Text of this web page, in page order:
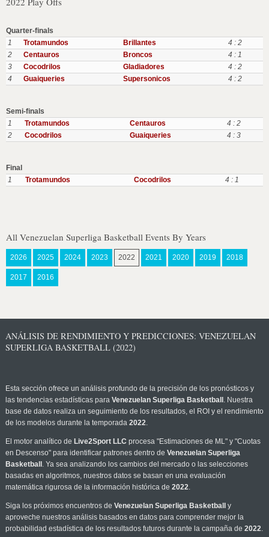
Quarter-finals
1
Trotamundos Brillantes
4 : 2
2
Centauros Broncos
4 : 1
3
Cocodrilos Gladiadores
4 : 2
4
Guaiqueries Supersonicos 4 : 2
Semi-finals
1
Trotamundos Centauros
4 : 2
2
Cocodrilos Guaiqueries 4 : 3
Final
1
Trotamundos Cocodrilos 4 : 1
All Venezuelan Superliga Basketball Events By Years
2026 2025 2024 2023 2022 2021 2020 2019 2018
2017 2016
ANÁLISIS DE RENDIMIENTO Y PREDICCIONES: VENEZUELAN
SUPERLIGA BASKETBALL (2022)
Esta sección ofrece un análisis profundo de la precisión de los pronósticos y
las tendencias estadísticas para Venezuelan Superliga Basketball . Nuestra
base de datos realiza un seguimiento de los resultados, el ROI y el rendimiento
de los modelos durante la temporada 2022.
El motor analítico de Live2Sport LLC procesa "Estimaciones de ML" y "Cuotas
en Descenso" para identificar patrones dentro de Venezuelan Superliga
Basketball . Ya sea analizando los cambios del mercado o las selecciones
basadas en algoritmos, nuestros datos se basan en una evaluación
matemática rigurosa de la información histórica de 2022.
Siga los próximos encuentros de Venezuelan Superliga Basketball
y
aproveche nuestros análisis basados en datos para comprender mejor la
probabilidad estadística de los resultados futuros durante la campaña de 2022.